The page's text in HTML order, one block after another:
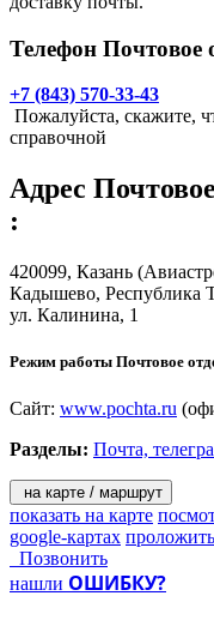
Телефон Почтовое
+7 (843) 570-33-43
Пожалуйста, скажите,
справочной
Адрес
:
420099, Казань
Кадышево, Республика
ул. Калинина, 1
Режим работы Почтовое
Сайт: www.pochta.ru
Разделы: Почта,
на карте / маршрут
показать на карте
google-картах
Позвонить
нашли ОШИБКУ?